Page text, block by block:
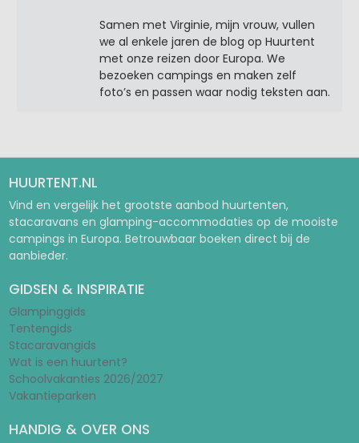
Samen met Virginie, mijn vrouw, vullen
we al enkele jaren de blog op Huurtent
met onze reizen door Europa. We
bezoeken campings en maken zelf
foto’s en passen waar nodig teksten aan.
HUURTENT.NL
Vind en vergelijk het grootste aanbod huurtenten,
stacaravans en glamping-accommodaties op de mooiste
campings in Europa. Betrouwbaar boeken direct bij de
aanbieder.
GIDSEN & INSPIRATIE
Glampinggids
Tentengids
Stacaravangids
Wat is een huurtent?
Schoolvakanties 2026/2027
Vakantieparken
HANDIG & OVER ONS